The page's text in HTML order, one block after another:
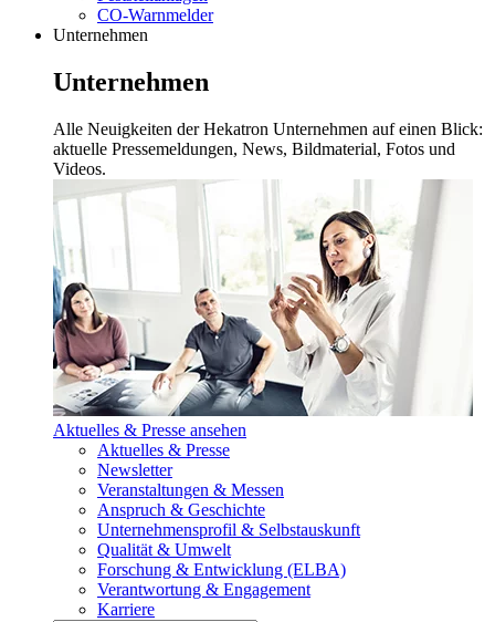
CO-Warnmelder
Unternehmen
Unternehmen
Alle Neuigkeiten der Hekatron Unternehmen auf einen Blick:
aktuelle Pressemeldungen, News, Bildmaterial, Fotos und
Videos.
Aktuelles & Presse ansehen
Aktuelles & Presse
Newsletter
Veranstaltungen & Messen
Anspruch & Geschichte
Unternehmensprofil & Selbstauskunft
Qualität & Umwelt
Forschung & Entwicklung (ELBA)
Verantwortung & Engagement
Karriere